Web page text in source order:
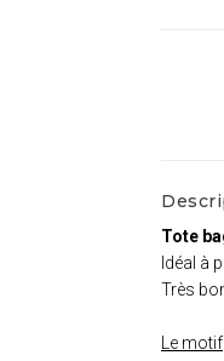
Tote
Idéal à
Très
Le motif